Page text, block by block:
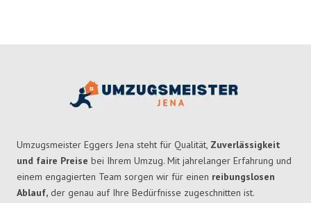
Umzugsmeister Eggers Jena steht für Qualität, Zuverlässigkeit
und faire Preise bei Ihrem Umzug. Mit jahrelanger Erfahrung und
einem engagierten Team sorgen wir für einen reibungslosen
Ablauf, der genau auf Ihre Bedürfnisse zugeschnitten ist.